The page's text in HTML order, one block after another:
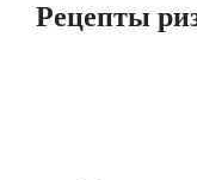
Рецепты